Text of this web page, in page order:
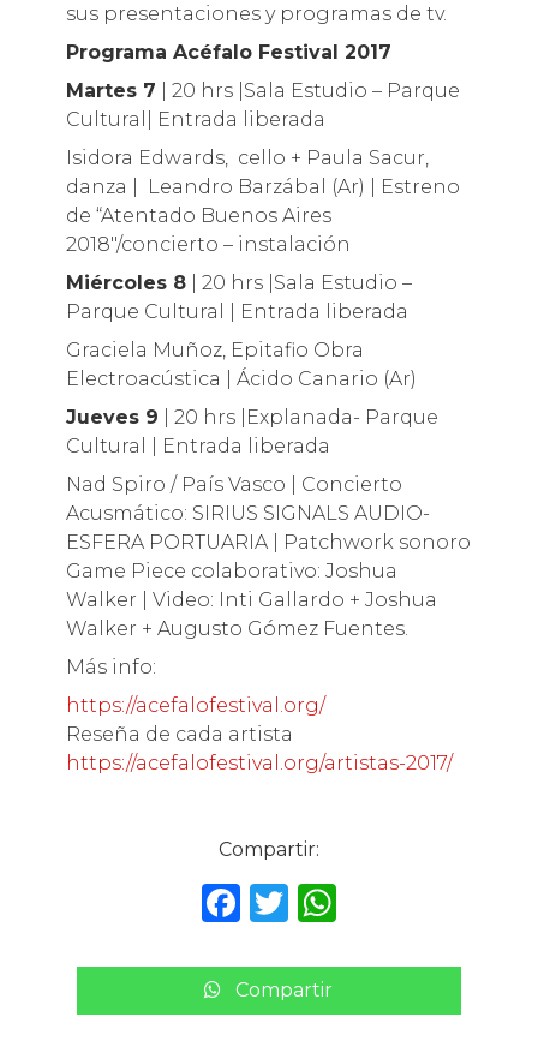
sus presentaciones y programas de tv.
Programa Acéfalo Festival 2017
Martes 7 | 20 hrs |Sala Estudio – Parque
Cultural| Entrada liberada
Isidora Edwards, cello + Paula Sacur,
danza | Leandro Barzábal (Ar) | Estreno
de “Atentado Buenos Aires
2018″/concierto – instalación
Miércoles 8| 20 hrs |Sala Estudio –
Parque Cultural | Entrada liberada
Graciela Muñoz, Epitafio Obra
Electroacústica | Ácido Canario (Ar)
Jueves 9 | 20 hrs |Explanada- Parque
Cultural | Entrada liberada
Nad Spiro / País Vasco | Concierto
Acusmático: SIRIUS SIGNALS AUDIO-
ESFERA PORTUARIA | Patchwork sonoro
Game Piece colaborativo: Joshua
Walker | Video: Inti Gallardo + Joshua
Walker + Augusto Gómez Fuentes.
Más info:
https://acefalofestival.org/
Reseña de cada artista
https://acefalofestival.org/artistas-2017/
Compartir:
F
c
e
T
it
te
W
a
ts
Compartir